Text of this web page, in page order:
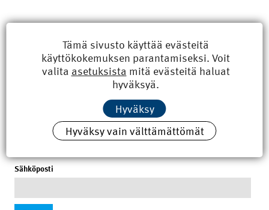
Uusimmat
Kyberisku kiinteistötietoihin haittaisi energiarakentamista
8.6.2026 15:21
100 vuotta sitten: Rajajoen uusi rautatiesilta
Tilaa uutiskirje
Sähköposti
Tämä sivusto käyttää evästeitä
käyttökokemuksen parantamiseksi. Voit
valita asetuksista mitä evästeitä haluat
hyväksyä.
Hyväksy
Hyväksy vain välttämättömät